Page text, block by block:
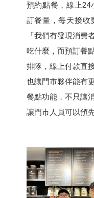
預約點餐，線上
訂餐量，每天接收
「我們有發現消費
吃什麼，而預訂餐
排隊，線上付款直
也讓門市夥伴能有
餐點功能，不只讓
讓門市人員可以預